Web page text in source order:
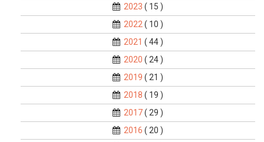
2023 ( 15 )
2022 ( 10 )
2021 ( 44 )
2020 ( 24 )
2019 ( 21 )
2018 ( 19 )
2017( 29 )
2016 ( 20 )